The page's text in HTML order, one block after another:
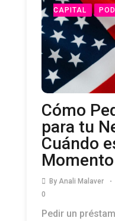
CAPITAL
Cómo
para tu
Cuándo
Momento
By Anali Malaver
0
Pedir un